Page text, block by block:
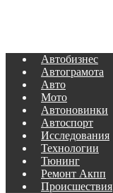
Автобизнес
Автограмота
Авто
Мото
Автоновинки
Автоспорт
Исследования
Технологии
Тюнинг
Ремонт Акпп
Происшествия